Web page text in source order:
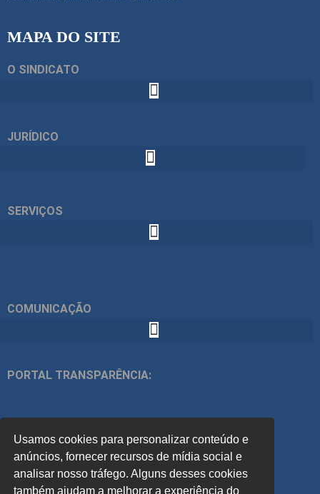
MAPA DO SITE
O SINDICATO
JURÍDICO
SERVIÇOS
COMUNICAÇÃO
PORTAL TRANSPARÊNCIA:
ACOMPANHE
Usamos cookies para personalizar conteúdo e
anúncios, fornecer recursos de mídia social e
analisar nosso tráfego. Alguns desses cookies
também ajudam a melhorar a experiência do